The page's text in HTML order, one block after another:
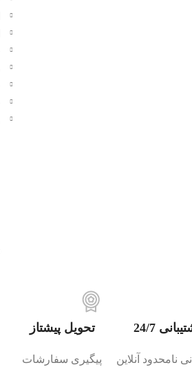
24/7
نامحدود آنلاین
تحویل پیشتاز
پیگیری سفارشات